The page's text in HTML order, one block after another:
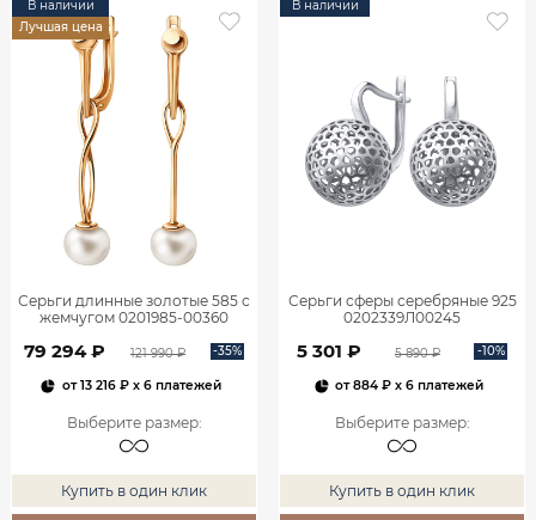
В наличии
Лучшая цена
Серьги длинные золотые 585 с
жемчугом 0201985-00360
79 294 ₽ 121 990 ₽ -35%
от13 216 ₽x 6 платежей
Выберите размер:
Купить в один клик
В наличии
Серьги сферы серебряные 925
0202339Л00245
5 301 ₽ 5 890 ₽ -10%
от884 ₽ x 6 платежей
Выберите размер:
Купить в один клик